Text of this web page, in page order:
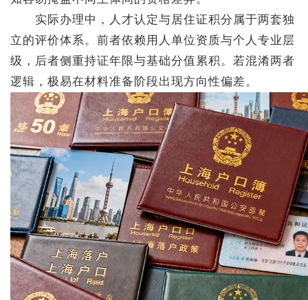
实际办理中，人才认定与居住证积分属于两套独
立的评价体系。前者依赖用人单位资质与个人专业层
级，后者侧重持证年限与基础分值累积。若混淆两者
逻辑，极易在材料准备阶段出现方向性偏差。